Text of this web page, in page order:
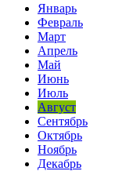
Январь
Февраль
Март
Апрель
Май
Июнь
Июль
Август
Сентябрь
Октябрь
Ноябрь
Декабрь